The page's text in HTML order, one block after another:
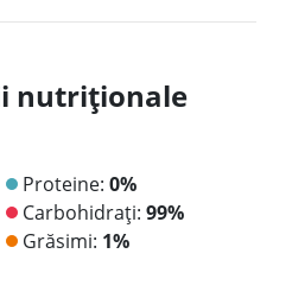
nutriționale
Proteine: 0%
Carbohidrați: 99%
Grăsimi: 1%